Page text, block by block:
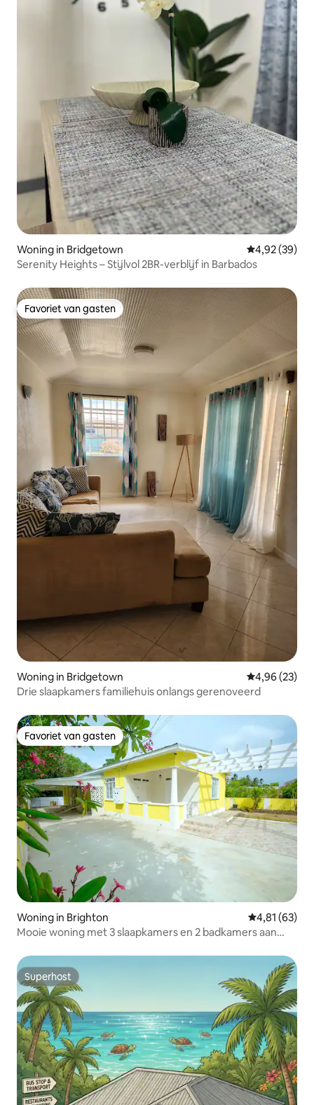
Woning in Bridgetown Gemiddelde
4,92 (39)
Serenity Heights – Stijlvol 2BR-verblijf in Barbados
Favoriet van gasten
Favoriet van gasten
Woning in Bridgetown Gemiddelde
4,96 (23)
Drie slaapkamers familiehuis onlangs gerenoveerd
Favoriet van gasten
Favoriet van gasten
Woning in Brighton Gemiddelde
4,81 (63)
Mooie woning met 3 slaapkamers en 2 badkamers aan
Superhost
Superhost